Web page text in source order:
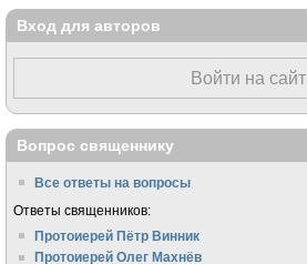
Вход для авторов
Войти на сайт
Вопрос священнику
Все ответы на вопросы
Ответы священников:
Протоиерей Пётр Винник
Протоиерей Олег Махнёв